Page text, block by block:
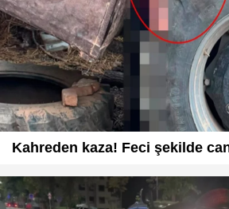
Kahreden kaza! Feci şekilde